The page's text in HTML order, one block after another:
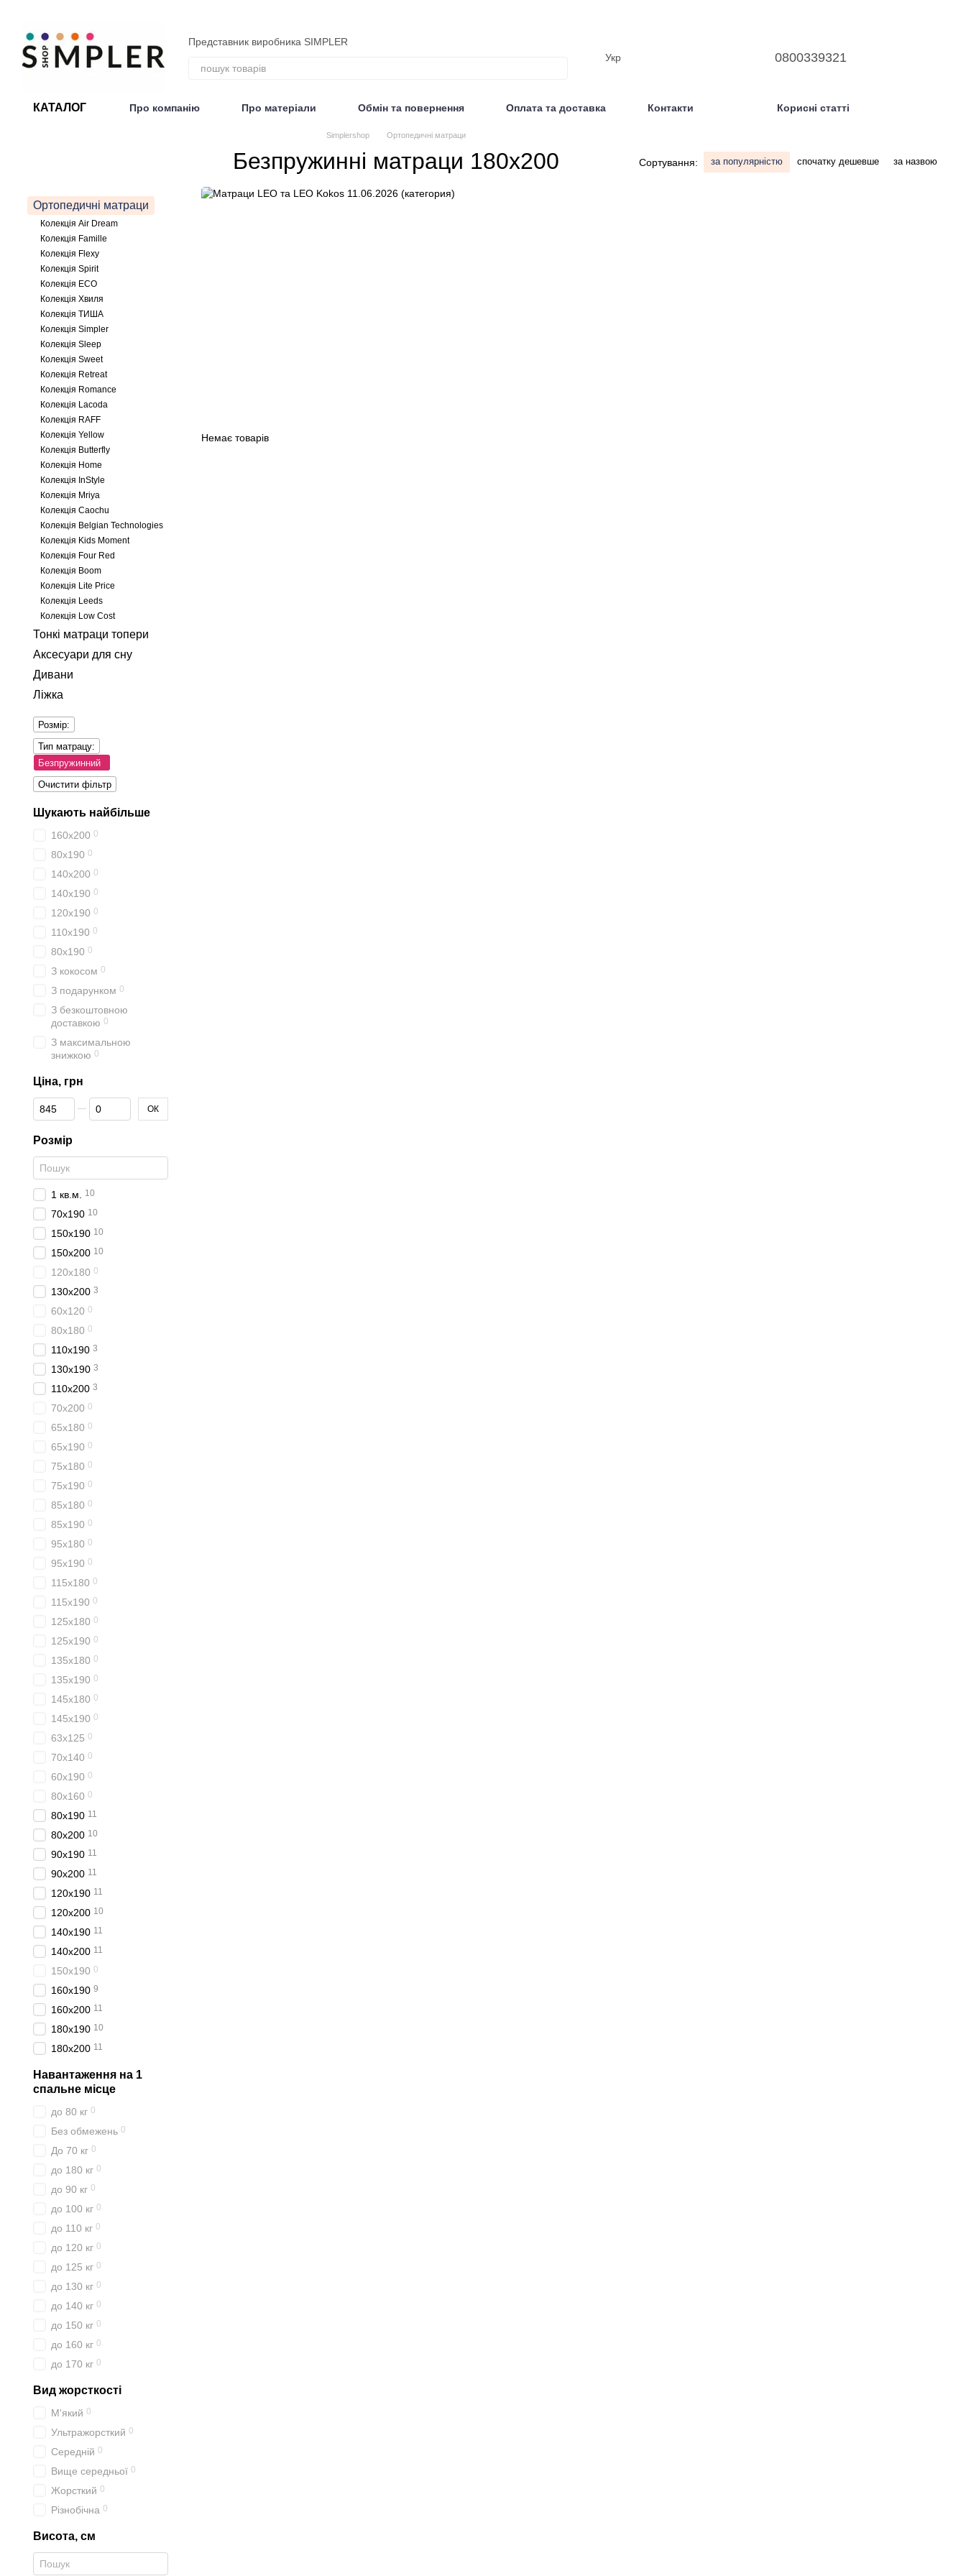
Представник виробника SIMPLER
Укр
0800339321
КАТАЛОГ Про компанію Про матеріали Обмін та повернення Оплата та доставка Контакти
Корисні статті
Simplershop Ортопедичні матраци
Безпружинні матраци 180х200 Сортування: за популярністю спочатку дешевше за назвою
Немає товарів
Ортопедичні матраци
Колекція Air Dream
Колекція Famille
Колекція Flexy
Колекція Spirit
Колекція ECO
Колекція Хвиля
Колекція ТИША
Колекція Simpler
Колекція Sleep
Колекція Sweet
Колекція Retreat
Колекція Romance
Колекція Lacoda
Колекція RAFF
Колекція Yellow
Колекція Butterfly
Колекція Home
Колекція InStyle
Колекція Mriya
Колекція Caochu
Колекція Belgian Technologies
Колекція Kids Moment
Колекція Four Red
Колекція Boom
Колекція Lite Price
Колекція Leeds
Колекція Low Cost
Тонкі матраци топери
Аксесуари для сну
Дивани
Ліжка
Розмір:
Тип матрацу:
Безпружинний
Очистити фільтр
Шукають найбільше
160х200 0
80x190 0
140х200 0
140х190 0
120х190 0
110х190 0
80х190 0
З кокосом 0
З подарунком 0
З безкоштовною
доставкою 0
З максимальною
знижкою 0
Ціна, грн
Від Ціна, грн
До Ціна, грн ОК
Розмір
1 кв.м. 10
70x190 10
150x190 10
150x200 10
120x180 0
130x200 3
60x120 0
80x180 0
110x190 3
130x190 3
110x200 3
70x200 0
65x180 0
65x190 0
75x180 0
75x190 0
85x180 0
85x190 0
95x180 0
95x190 0
115x180 0
115x190 0
125x180 0
125x190 0
135x180 0
135x190 0
145x180 0
145x190 0
63x125 0
70x140 0
60x190 0
80x160 0
80x190 11
80x200 10
90x190 11
90x200 11
120x190 11
120x200 10
140x190 11
140x200 11
150х190 0
160x190 9
160x200 11
180x190 10
180x200 11
Навантаження на 1
спальне місце
до 80 кг 0
Без обмежень 0
До 70 кг 0
до 180 кг 0
до 90 кг 0
до 100 кг 0
до 110 кг 0
до 120 кг 0
до 125 кг 0
до 130 кг 0
до 140 кг 0
до 150 кг 0
до 160 кг 0
до 170 кг 0
Вид жорсткості
М'який 0
Ультражорсткий 0
Середній 0
Вище середньої 0
Жорсткий 0
Різнобічна 0
Висота, см